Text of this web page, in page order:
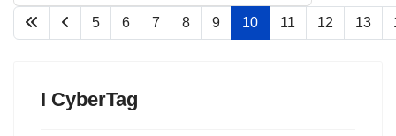
Pagina 10 di 67
5 6 7 8 9 10 11 12 13
I CyberTag